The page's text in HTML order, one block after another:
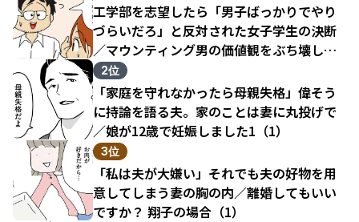
工学部を志望したら「男子ばっかりでやり
づらいだろ」と反対された女子学生の決断
／マウンティング男の価値観をぶち壊した
結果（1）
2位
「家庭を守れなかったら母親失格」偉そう
に持論を語る夫。家のことは妻に丸投げで
／娘が12歳で妊娠しました1（1）
3位
「私は夫が大嫌い」それでも夫の好物を用
意してしまう妻の胸の内／離婚してもいい
ですか？ 翔子の場合（1）